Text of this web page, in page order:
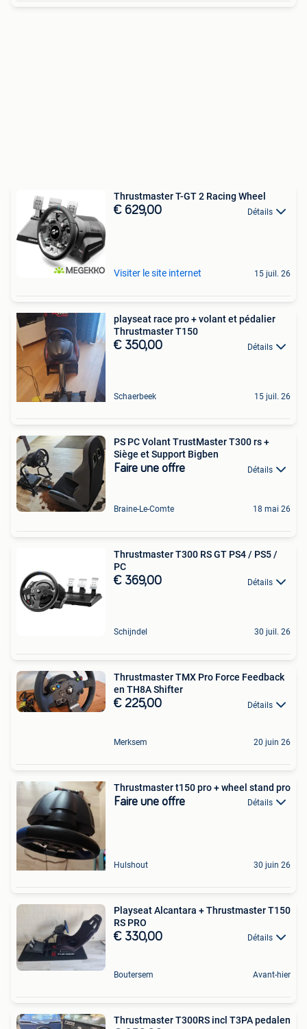
Thrustmaster T-GT 2 Racing Wheel
€ 629,00 Détails
Visiter le site internet 15 juil. 26
playseat race pro + volant et pédalier
Thrustmaster T150
€ 350,00 Détails
Schaerbeek 15 juil. 26
PS PC Volant TrustMaster T300 rs +
Siège et Support Bigben
Faire une offre Détails
Braine-Le-Comte 18 mai 26
Thrustmaster T300 RS GT PS4 / PS5 /
PC
€ 369,00 Détails
Schijndel 30 juil. 26
Thrustmaster TMX Pro Force Feedback
en TH8A Shifter
€ 225,00 Détails
Merksem 20 juin 26
Thrustmaster t150 pro + wheel stand pro
Faire une offre Détails
Hulshout 30 juin 26
Playseat Alcantara + Thrustmaster T150
RS PRO
€ 330,00 Détails
Boutersem Avant-hier
Thrustmaster T300RS incl T3PA pedalen